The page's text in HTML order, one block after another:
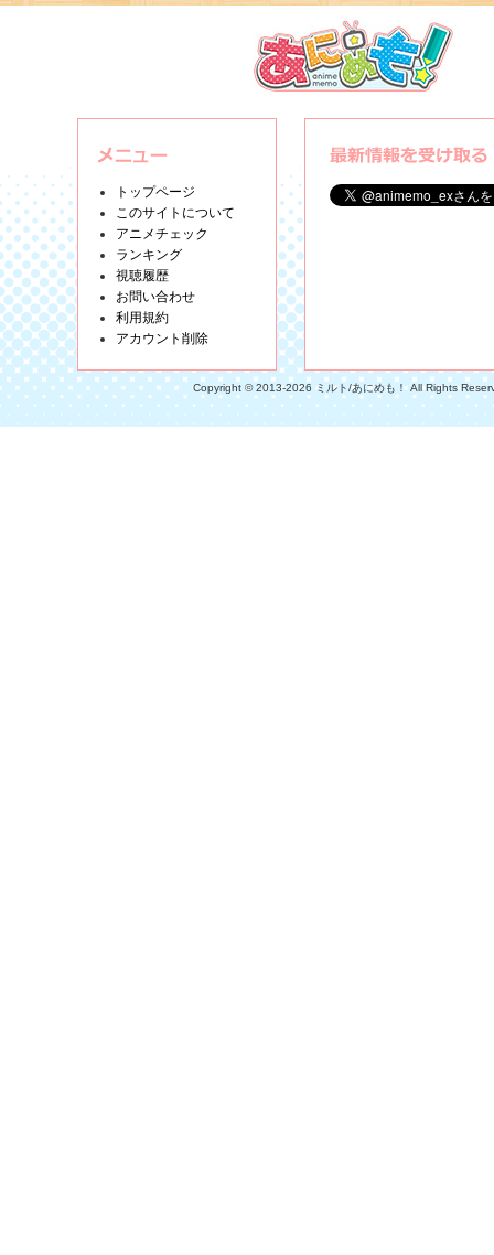
トップページ
このサイトについて
アニメチェック
ランキング
視聴履歴
お問い合わせ
利用規約
アカウント削除
Copyright © 2013-2026 ミルト/あにめも！ All Rights